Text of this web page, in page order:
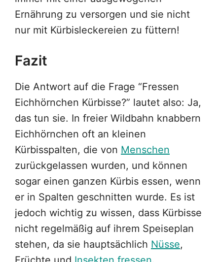
Ernährung zu versorgen und sie nicht
nur mit Kürbisleckereien zu füttern!
Fazit
Die Antwort auf die Frage “Fressen
Eichhörnchen Kürbisse?” lautet also: Ja,
das tun sie. In freier Wildbahn knabbern
Eichhörnchen oft an kleinen
Kürbisspalten, die von Menschen
zurückgelassen wurden, und können
sogar einen ganzen Kürbis essen, wenn
er in Spalten geschnitten wurde. Es ist
jedoch wichtig zu wissen, dass Kürbisse
nicht regelmäßig auf ihrem Speiseplan
stehen, da sie hauptsächlich Nüsse,